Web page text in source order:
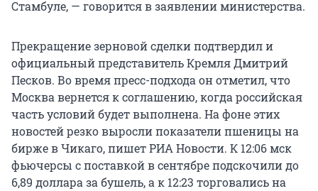
Стамбуле, — говорится в заявлении министерства.
Прекращение зерновой сделки подтвердил и
официальный представитель Кремля Дмитрий
Песков. Во время пресс-подхода он отметил, что
Москва вернется к соглашению, когда российская
часть условий будет выполнена. На фоне этих
новостей резко выросли показатели пшеницы на
бирже в Чикаго, пишет РИА Новости. К 12:06 мск
фьючерсы с поставкой в сентябре подскочили до
6,89 доллара за бушель, а к 12:23 торговались на